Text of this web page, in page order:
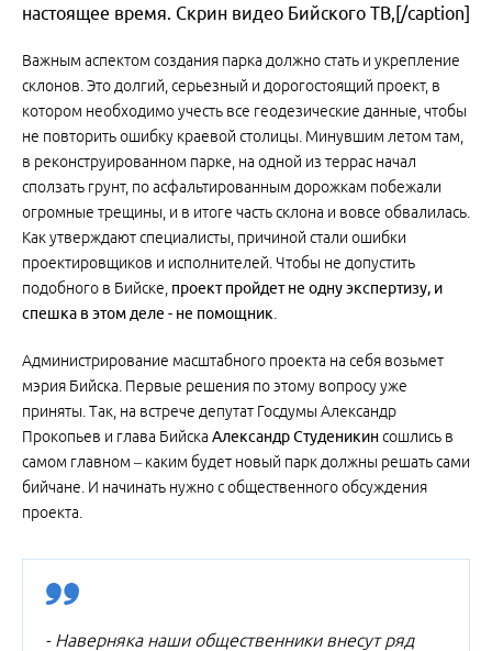
настоящее время. Скрин видео Бийского ТВ,[/caption]
Важным аспектом создания парка должно стать и укрепление
склонов. Это долгий, серьезный и дорогостоящий проект, в
котором необходимо учесть все геодезические данные, чтобы
не повторить ошибку краевой столицы. Минувшим летом там,
в реконструированном парке, на одной из террас начал
сползать грунт, по асфальтированным дорожкам побежали
огромные трещины, и в итоге часть склона и вовсе обвалилась.
Как утверждают специалисты, причиной стали ошибки
проектировщиков и исполнителей. Чтобы не допустить
подобного в Бийске, проект пройдет не одну экспертизу, и
спешка в этом деле - не помощник
Администрирование масштабного проекта на себя возьмет
мэрия Бийска. Первые решения по этому вопросу уже
приняты. Так, на встрече депутат Госдумы Александр
Прокопьев и глава Бийска Александр Студеникин сошлись в
самом главном – каким будет новый парк должны решать сами
бийчане. И начинать нужно с общественного обсуждения
проекта.
- Наверняка наши общественники внесут ряд